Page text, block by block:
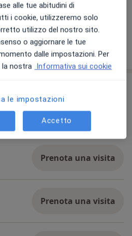
dettagli
sull'esperienza
Prenota una visita
Prenota una visita
Prenota una visita
alle tue abitudini di
i cookie, utilizzeremo solo
utilizzo del nostro sito.
o aggiornare le tue
dalle impostazioni. Per
la nostra Informativa sui cookie
le impostazioni
Accetto